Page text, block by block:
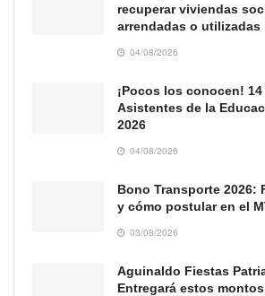
recuperar viviendas
arrendadas o utilizadas
04/08/2026
¡Pocos los conocen!
Asistentes de la
2026
04/08/2026
Bono Transporte 2026:
y cómo postular en el
03/08/2026
Aguinaldo Fiestas
Entregará estos